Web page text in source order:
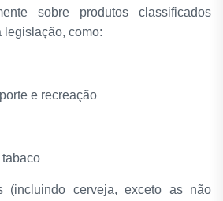
sobre produtos classificados
legislação, como:
e recreação
tabaco
(incluindo cerveja, exceto as não